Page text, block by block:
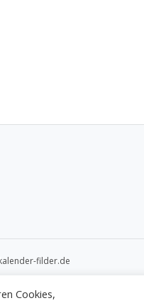
filder.de
Cookies,